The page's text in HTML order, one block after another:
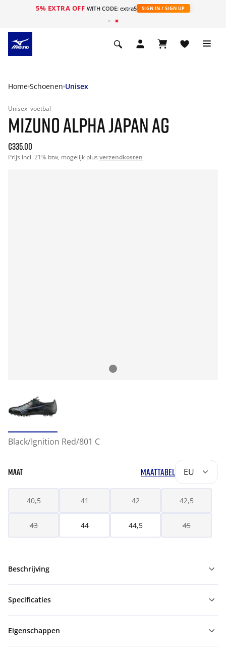
5% EXTRA OFF WITH CODE: extra5 SIGN IN / SIGN UP
Home Schoenen Unisex
Unisex voetbal
MIZUNO ALPHA JAPAN AG
€335.00
Prijs incl. 21% btw, mogelijk plus verzendkosten
Black/Ignition Red/801 C
MAAT MAATTABEL EU
40,5 41 42 42,5
43 44 44,5 45
Beschrijving
Specificaties
Eigenschappen